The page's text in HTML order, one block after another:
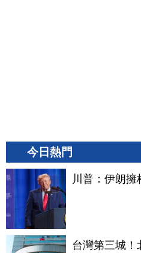
今日熱門
川普：伊朗
台灣第三城！